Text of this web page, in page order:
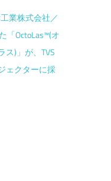
業株式会社／
「OctoLas™(オ
ス)」が、TVS
ェクターに採